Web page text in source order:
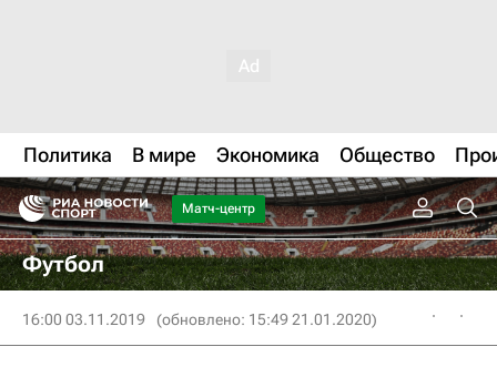
Политика В мире Экономика Общество
Матч-центр
Футбол
16:00 03.11.2019 (обновлено: 15:49 21.01.2020)